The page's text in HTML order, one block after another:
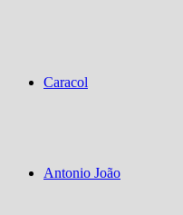
Caracol
Antonio João